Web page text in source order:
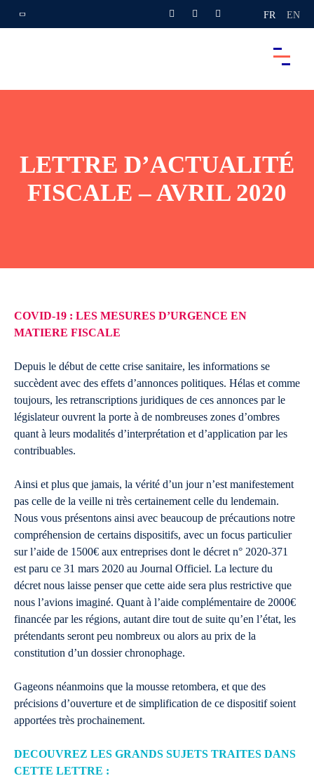
FR EN
LETTRE D’ACTUALITÉ
FISCALE – AVRIL 2020
COVID-19 : LES MESURES D’URGENCE EN
MATIERE FISCALE
Depuis le début de cette crise sanitaire, les informations se
succèdent avec des effets d’annonces politiques. Hélas et comme
toujours, les retranscriptions juridiques de ces annonces par le
législateur ouvrent la porte à de nombreuses zones d’ombres
quant à leurs modalités d’interprétation et d’application par les
contribuables.
Ainsi et plus que jamais, la vérité d’un jour n’est manifestement
pas celle de la veille ni très certainement celle du lendemain.
Nous vous présentons ainsi avec beaucoup de précautions notre
compréhension de certains dispositifs, avec un focus particulier
sur l’aide de 1500€ aux entreprises dont le décret n° 2020-371
est paru ce 31 mars 2020 au Journal Officiel. La lecture du
décret nous laisse penser que cette aide sera plus restrictive que
nous l’avions imaginé. Quant à l’aide complémentaire de 2000€
financée par les régions, autant dire tout de suite qu’en l’état, les
prétendants seront peu nombreux ou alors au prix de la
constitution d’un dossier chronophage.
Gageons néanmoins que la mousse retombera, et que des
précisions d’ouverture et de simplification de ce dispositif soient
apportées très prochainement.
DECOUVREZ LES GRANDS SUJETS TRAITES DANS
CETTE LETTRE :